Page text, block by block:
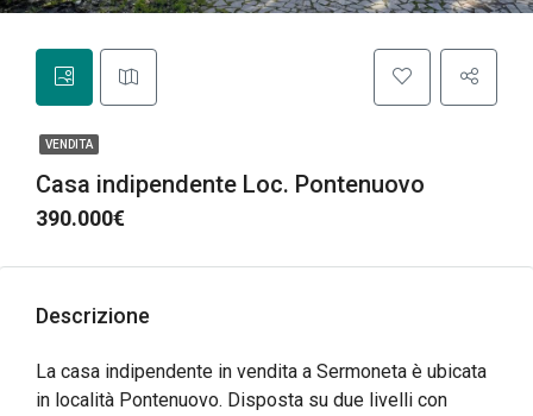
VENDITA
Casa indipendente Loc. Pontenuovo
390.000€
Descrizione
La casa indipendente in vendita a Sermoneta è ubicata
in località Pontenuovo. Disposta su due livelli con